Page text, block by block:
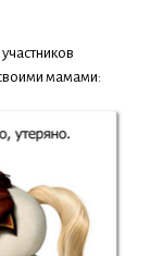
мамами: